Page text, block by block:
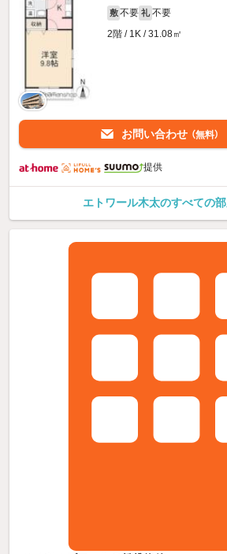
敷 不要 礼 不要
2階 / 1K / 31.08㎡
お問い合わせ （無料）
提供
エトワール木太のすべての